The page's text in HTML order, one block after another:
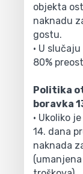
objekta
naknadu
gostu.
• U
80%
Politika
boravka
• Ukoliko
14. dana
naknada